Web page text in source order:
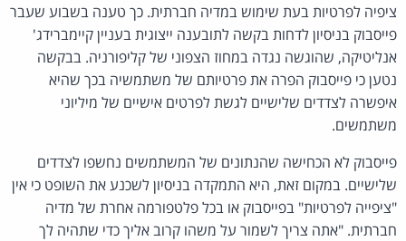
ציפיה לפרטיות בעת שימוש במדיה חברתית. כך טענה בשבוע שעבר
פייסבוק בניסיון לדחות בקשה לתובענה ייצוגית בעניין קיימברידג'
אנליטיקה, שהוגשה נגדה במחוז הצפוני של קליפורניה. בבקשה
נטען כי פייסבוק הפרה את פרטיותם של משתמשיה בכך שהיא
איפשרה לצדדים שלישיים לגשת לפרטים אישיים של מיליוני
משתמשים.
פייסבוק לא הכחישה שהנתונים של המשתמשים נחשפו לצדדים
שלישיים. במקום זאת, היא התמקדה בניסיון לשכנע את השופט כי אין
"ציפייה לפרטיות" בפייסבוק או בכל פלטפורמה אחרת של מדיה
חברתית. "אתה צריך לשמור על משהו קרוב אליך כדי שתהיה לך